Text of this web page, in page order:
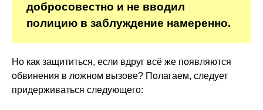
добросовестно и не вводил
полицию в заблуждение намеренно.
Но как защититься, если вдруг всё же появляются
обвинения в ложном вызове? Полагаем, следует
придерживаться следующего: